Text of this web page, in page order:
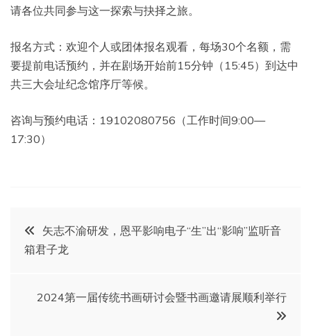
请各位共同参与这一探索与抉择之旅。
报名方式：欢迎个人或团体报名观看，每场30个名额，需
要提前电话预约，并在剧场开始前15分钟（15:45）到达中
共三大会址纪念馆序厅等候。
咨询与预约电话：19102080756（工作时间9:00—
17:30）
文
章
矢志不渝研发，恩平影响电子“生”出“影响”监听音
箱君子龙
2024第一届传统书画研讨会暨书画邀请展顺利举行